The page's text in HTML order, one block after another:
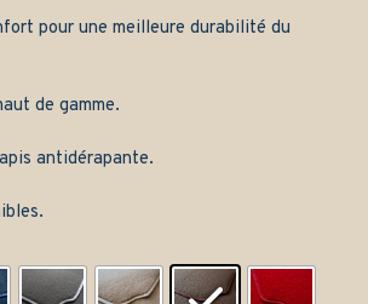
pour une meilleure durabilité du
de gamme.
antidérapante.